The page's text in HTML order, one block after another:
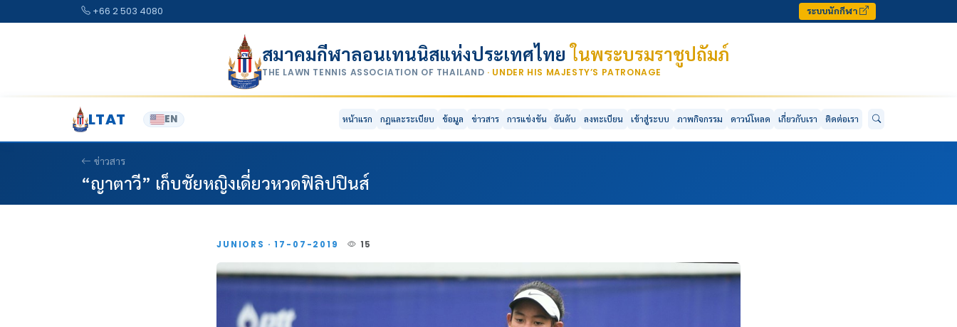
+66 2 503 4080 ระบบนักกีฬา
สมาคมกีฬาลอนเทนนิสแห่งประเทศไทยในพระบรมราชูปถัมภ์
THE LAWN TENNIS ASSOCIATION OF THAILAND · UNDER HIS MAJESTY’S PATRONAGE
LTAT EN หน้าแรก กฎและระเบียบ ข้อมูล ข่าวสาร การแข่งขัน อันดับ ลงทะเบียน เข้าสู่ระบบ ภาพกิจกรรม ดาวน์โหลด เกี่ยวกับเรา ติดต่อเรา
ข่าวสาร
“ญาตาวี” เก็บชัยหญิงเดี่ยวหวดฟิลิปปินส์
JUNIORS · 17-07-2019 15